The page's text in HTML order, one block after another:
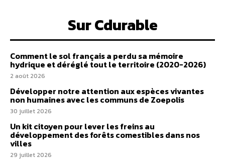
Sur Cdurable
Comment le sol français a perdu sa mémoire
hydrique et déréglé tout le territoire (2020-2026)
2 août 2026
Développer notre attention aux espèces vivantes
non humaines avec les communs de Zoepolis
30 juillet 2026
Un kit citoyen pour lever les freins au
développement des forêts comestibles dans nos
villes
29 juillet 2026